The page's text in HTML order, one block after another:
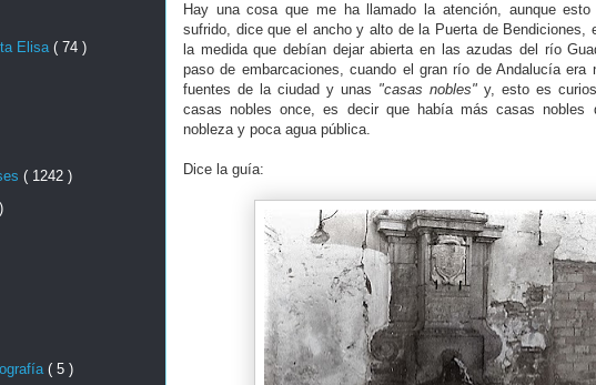
Hay una cosa que me ha llamado la atención, aunque
sufrido, dice que el ancho y alto de la Puerta de Bendiciones,
la medida que debían dejar abierta en las azudas del río
paso de embarcaciones, cuando el gran río de Andalucía era
fuentes de la ciudad y unas "casas nobles" y, esto es
casas nobles once, es decir que había más casas nobles
nobleza y poca agua pública.
Dice la guía:
Elisa( 74 )
( 1242 )
( 5 )